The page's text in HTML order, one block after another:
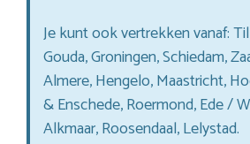
Je kunt ook vertrekken vanaf:
Gouda, Groningen, Schiedam,
Almere, Hengelo, Maastricht,
& Enschede, Roermond, Ede /
Alkmaar, Roosendaal, Lelystad.